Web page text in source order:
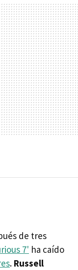
de tres
7' ha caído
. Russell